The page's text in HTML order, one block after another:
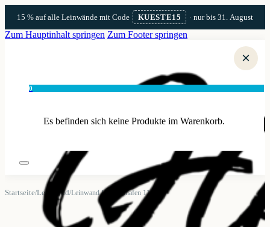
15 % auf alle Leinwände mit Code KUESTE15 · nur bis 31. August
Zum Hauptinhalt springen Zum Footer springen
0
Es befinden sich keine Produkte im Warenkorb.
×
Startseite/Leinwand/Leinwand Heiligenhafen 11